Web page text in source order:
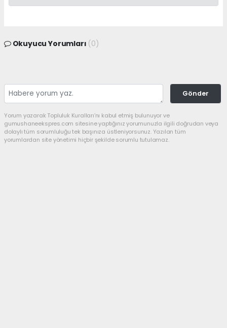
Okuyucu Yorumları (0)
Gönder
Yorum yazarak Topluluk Kuralları’nı kabul etmiş bulunuyor ve
gumushaneekspres.com sitesine yaptığınız yorumunuzla ilgili doğrudan veya
dolaylı tüm sorumluluğu tek başınıza üstleniyorsunuz. Yazılan tüm
yorumlardan site yönetimi hiçbir şekilde sorumlu tutulamaz.